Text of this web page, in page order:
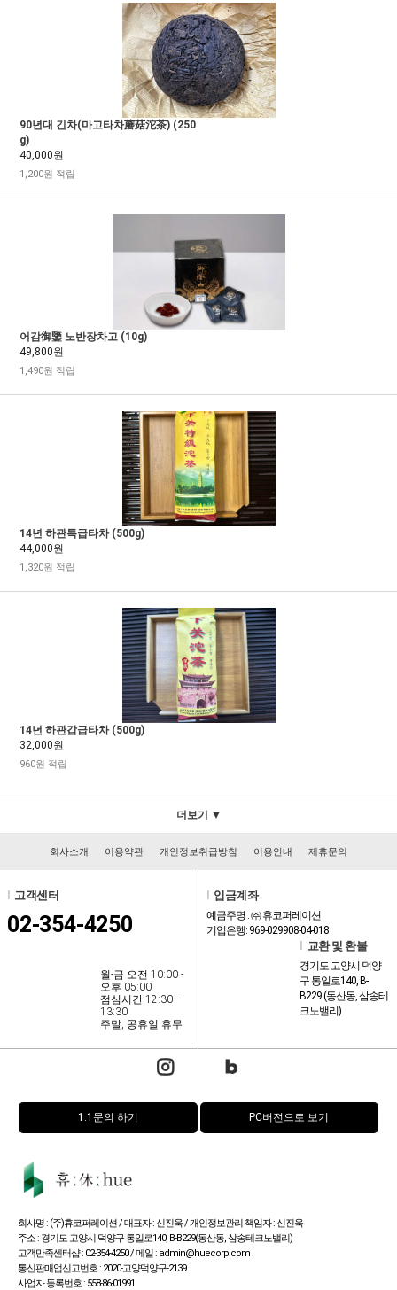
90년대 긴차(마고타차蘑菇沱茶) (250
g)
40,000원
1,200원 적립
어감御鑒 노반장차고 (10g)
49,800원
1,490원 적립
14년 하관특급타차 (500g)
44,000원
1,320원 적립
14년 하관갑급타차 (500g)
32,000원
960원 적립
더보기 ▼
회사소개 이용약관 개인정보취급방침 이용안내 제휴문의
고객센터
02-354-4250
월-금 오전 10:00 -
오후 05:00
점심시간 12:30 -
13:30
주말, 공휴일 휴무
입금계좌
예금주명 : ㈜ 휴코퍼레이션
기업은행: 969-029908-04-018
교환 및 환불
경기도 고양시 덕양
구 통일로140, B-
B229 (동산동, 삼송테
크노밸리)
1:1문의 하기 PC버전으로 보기
회사명 : (주)휴코퍼레이션 / 대표자 : 신진욱 / 개인정보관리 책임자 : 신진욱
주소 : 경기도 고양시 덕양구 통일로140, B-B229(동산동, 삼송테크노밸리)
고객만족센터샵 : 02-354-4250 / 메일 : admin@huecorp.com
통신판매업신고번호 : 2020-고양덕양구-2139
사업자 등록번호 : 558-86-01991